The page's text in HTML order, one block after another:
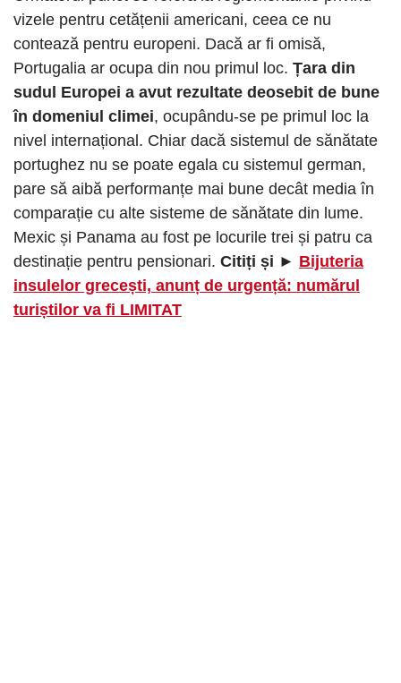
vizele pentru cetățenii americani, ceea ce nu
contează pentru europeni. Dacă ar fi omisă,
Portugalia ar ocupa din nou primul loc. Țara din
sudul Europei a avut rezultate deosebit de bune
în domeniul climei, ocupându-se pe primul loc la
nivel internațional. Chiar dacă sistemul de sănătate
portughez nu se poate egala cu sistemul german,
pare să aibă performanțe mai bune decât media în
comparație cu alte sisteme de sănătate din lume.
Mexic și Panama au fost pe locurile trei și patru ca
destinație pentru pensionari. Citiți și ► Bijuteria
insulelor grecești, anunț de urgență: numărul
turiștilor va fi LIMITAT